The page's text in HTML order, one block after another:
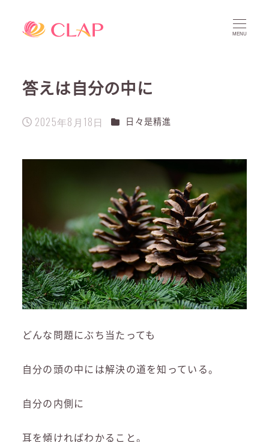
MENU
答えは自分の中に
投稿日
2025年8月18日 カテゴリー
日々是精進
どんな問題にぶち当たっても
自分の頭の中には解決の道を知っている。
自分の内側に
耳を傾ければわかること。